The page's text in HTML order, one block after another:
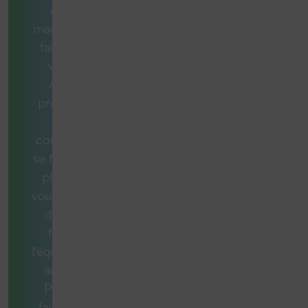
quelle
machine est
faite pour
vous ?
Aucun
problème.
consultants
se feront un
plaisir de
vous aider et
de vous
fournir
l'équipement
adéquat.
Pour ce